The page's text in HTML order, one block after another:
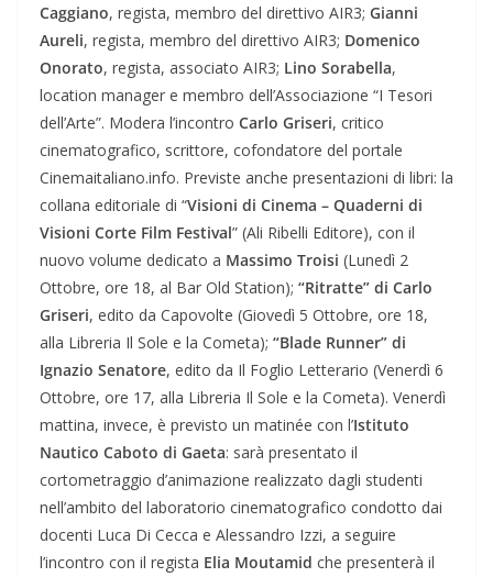
Caggiano, regista, membro del direttivo AIR3; Gianni
Aureli, regista, membro del direttivo AIR3; Domenico
Onorato, regista, associato AIR3; Lino Sorabella,
location manager e membro dell’Associazione “I Tesori
dell’Arte”. Modera l’incontro Carlo Griseri, critico
cinematografico, scrittore, cofondatore del portale
Cinemaitaliano.info. Previste anche presentazioni di libri: la
collana editoriale di “Visioni di Cinema – Quaderni di
Visioni Corte Film Festival” (Ali Ribelli Editore), con il
nuovo volume dedicato a Massimo Troisi (Lunedì 2
Ottobre, ore 18, al Bar Old Station); “Ritratte” di Carlo
Griseri, edito da Capovolte (Giovedì 5 Ottobre, ore 18,
alla Libreria Il Sole e la Cometa); “Blade Runner” di
Ignazio Senatore, edito da Il Foglio Letterario (Venerdì 6
Ottobre, ore 17, alla Libreria Il Sole e la Cometa). Venerdì
mattina, invece, è previsto un matinée con l’Istituto
Nautico Caboto di Gaeta: sarà presentato il
cortometraggio d’animazione realizzato dagli studenti
nell’ambito del laboratorio cinematografico condotto dai
docenti Luca Di Cecca e Alessandro Izzi, a seguire
l’incontro con il regista Elia Moutamid che presenterà il